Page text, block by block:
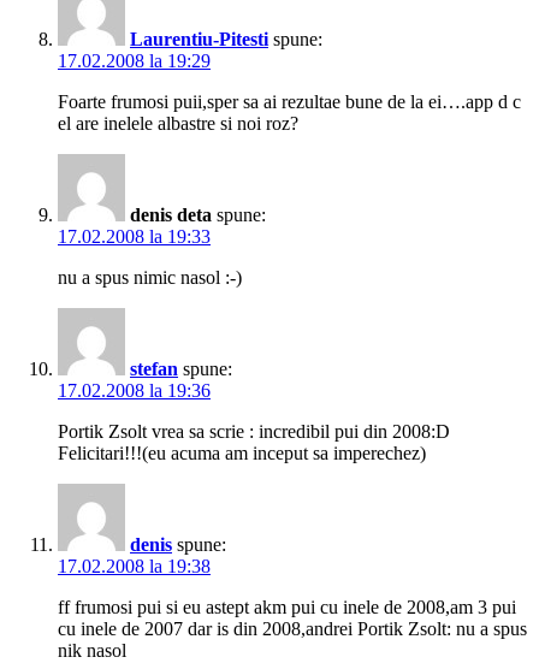
Laurentiu-Pitesti spune:
17.02.2008 la 19:29
Foarte frumosi puii,sper sa ai rezultae bune de la ei….app d c
el are inelele albastre si noi roz?
denis deta spune:
17.02.2008 la 19:33
nu a spus nimic nasol :-)
stefan spune:
17.02.2008 la 19:36
Portik Zsolt vrea sa scrie : incredibil pui din 2008:D
Felicitari!!!(eu acuma am inceput sa imperechez)
denis spune:
17.02.2008 la 19:38
ff frumosi pui si eu astept akm pui cu inele de 2008,am 3 pui
cu inele de 2007 dar is din 2008,andrei Portik Zsolt: nu a spus
nik nasol